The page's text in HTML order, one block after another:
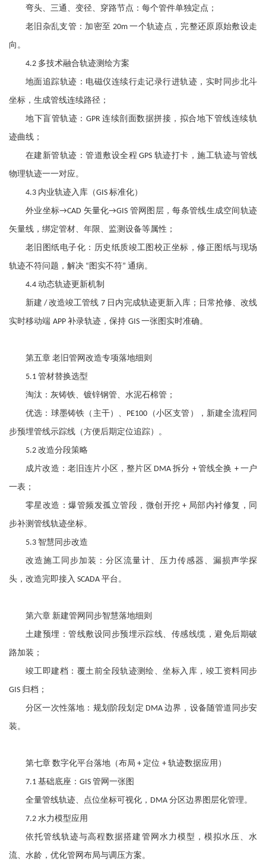
弯头、三通、变径、穿路节点：每个管件单独定点；
老旧杂乱支管：加密至 20m一个轨迹点，完整还原原始敷设走
向。
4.2 多技术融合轨迹测绘方案
地面追踪轨迹：电磁仪连续行走记录行进轨迹，实时同步北斗
坐标，生成管线连续路径；
地下盲管轨迹： GPR连续剖面数据拼接，拟合地下管线连续轨
迹曲线；
在建新管轨迹：管道敷设全程 GPS 轨迹打卡，施工轨迹与管线
物理轨迹一一对应。
4.3 内业轨迹入库（GIS 标准化）
外业坐标→CAD 矢量化→GIS 管网图层，每条管线生成空间轨迹
矢量线，绑定管材、年限、监测设备等属性；
老旧图纸电子化：历史纸质竣工图校正坐标，修正图纸与现场
轨迹不符问题，解决 “ 图实不符” 通病。
4.4 动态轨迹更新机制
新建 / 改造竣工管线7 日内完成轨迹更新入库；日常抢修、改线
实时移动端 APP 补录轨迹，保持 GIS 一张图实时准确。
第五章 老旧管网改造专项落地细则
5.1 管材替换选型
淘汰：灰铸铁、镀锌钢管、水泥石棉管；
优选：球墨铸铁（主干）、 PE100 （小区支管），新建全流程同
步预埋管线示踪线（方便后期定位追踪）。
5.2 改造分段策略
成片改造：老旧连片小区，整片区DMA拆分 + 管线全换 + 一户
一表；
零星改造：爆管频发孤立管段，微创开挖 + 局部内衬修复，同
步补测管线轨迹坐标。
5.3 智慧同步改造
改造施工同步加装：分区流量计、压力传感器、漏损声学探
头，改造完即接入 SCADA 平台。
第六章 新建管网同步智慧落地细则
土建预埋：管线敷设同步预埋示踪线、传感线缆，避免后期破
路加装；
竣工即建档：覆土前全段轨迹测绘、坐标入库，竣工资料同步
GIS 归档；
分区一次性落地：规划阶段划定 DMA边界，设备随管道同步安
装。
第七章 数字化平台落地（布局 + 定位 + 轨迹数据应用）
7.1 基础底座： GIS 管网一张图
全量管线轨迹、点位坐标可视化， DMA 分区边界图层化管理。
7.2 水力模型应用
依托管线轨迹与高程数据搭建管网水力模型，模拟水压、水
流、水龄，优化管网布局与调压方案。